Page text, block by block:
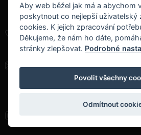
+420 284 826 787
+420 604 728 042
info@boatpark.cz
,www.boatpark.eu
Úterý - Pátek
10:00 - 19:00
Sobota
9:00 - 14:00
Aby web běžel jak má a abychom
poskytnout co nejlepší uživatelský
cookies. K jejich zpracování
Děkujeme, že nám ho dáte,
stránky zlepšovat. Podrobné
Povolit všechny
Odmítnout